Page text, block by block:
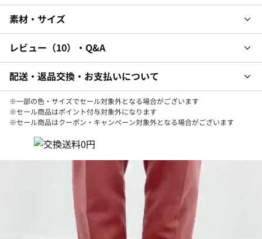
素材・サイズ
レビュー 10 ・Q&A
配送・返品交換・お支払いについて
※一部の色・サイズでセール対象外となる場合がございます
※セール商品はポイント付与対象外になります
※セール商品はクーポン・キャンペーン対象外となる場合がございます